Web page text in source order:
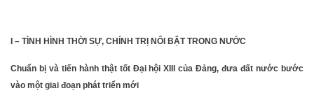
I – TÌNH HÌNH THỜI SỰ, CHÍNH TRỊ NỔI BẬT TRONG NƯỚC
Chuẩn bị và tiến hành thật tốt Đại hội XIII của Đảng, đưa đất nước bước
vào một giai đoạn phát triển mới